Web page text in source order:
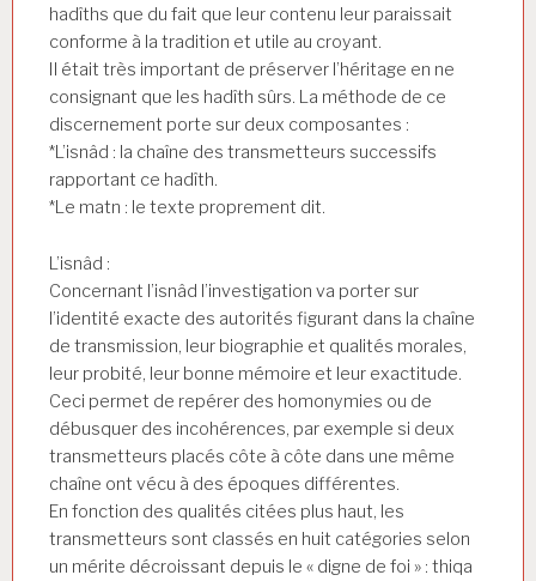
hadîths que du fait que leur contenu leur paraissait
conforme à la tradition et utile au croyant.
Il était très important de préserver l’héritage en ne
consignant que les hadîth sûrs. La méthode de ce
discernement porte sur deux composantes :
*L’isnâd : la chaîne des transmetteurs successifs
rapportant ce hadîth.
*Le matn : le texte proprement dit.
L’isnâd :
Concernant l’isnâd l’investigation va porter sur
l’identité exacte des autorités figurant dans la chaîne
de transmission, leur biographie et qualités morales,
leur probité, leur bonne mémoire et leur exactitude.
Ceci permet de repérer des homonymies ou de
débusquer des incohérences, par exemple si deux
transmetteurs placés côte à côte dans une même
chaîne ont vécu à des époques différentes.
En fonction des qualités citées plus haut, les
transmetteurs sont classés en huit catégories selon
un mérite décroissant depuis le « digne de foi » : thiqa